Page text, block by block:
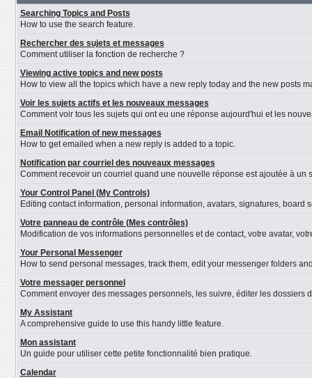
Searching Topics and Posts
How to use the search feature.
Rechercher des sujets et messages
Comment utiliser la fonction de recherche ?
Viewing active topics and new posts
How to view all the topics which have a new reply today and the new posts
Voir les sujets actifs et les nouveaux messages
Comment voir tous les sujets qui ont eu une réponse aujourd'hui et les
Email Notification of new messages
How to get emailed when a new reply is added to a topic.
Notification par courriel des nouveaux messages
Comment recevoir un courriel quand une nouvelle réponse est ajoutée à un
Your Control Panel (My Controls)
Editing contact information, personal information, avatars, signatures, board
Votre panneau de contrôle (Mes contrôles)
Modification de vos informations personnelles et de contact, votre avatar,
Your Personal Messenger
How to send personal messages, track them, edit your messenger folders
Votre messager personnel
Comment envoyer des messages personnels, les suivre, éditer les dossiers
My Assistant
A comprehensive guide to use this handy little feature.
Mon assistant
Un guide pour utiliser cette petite fonctionnalité bien pratique.
Calendar